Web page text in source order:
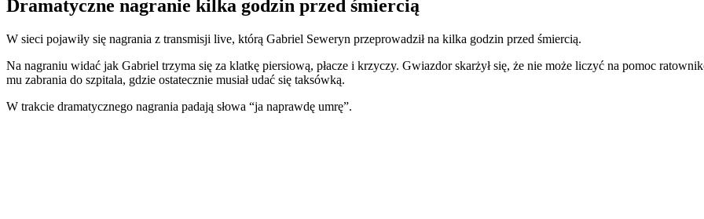
Dramatyczne nagranie kilka godzin przed śmiercią
W sieci pojawiły się nagrania z transmisji live, którą Gabriel Seweryn przeprowadził na kilka godzin przed śmiercią.
Na nagraniu widać jak Gabriel trzyma się za klatkę piersiową, płacze i krzyczy. Gwiazdor skarżył się, że nie może liczyć na pomoc
mu zabrania do szpitala, gdzie ostatecznie musiał udać się taksówką.
W trakcie dramatycznego nagrania padają słowa “ja naprawdę umrę”.